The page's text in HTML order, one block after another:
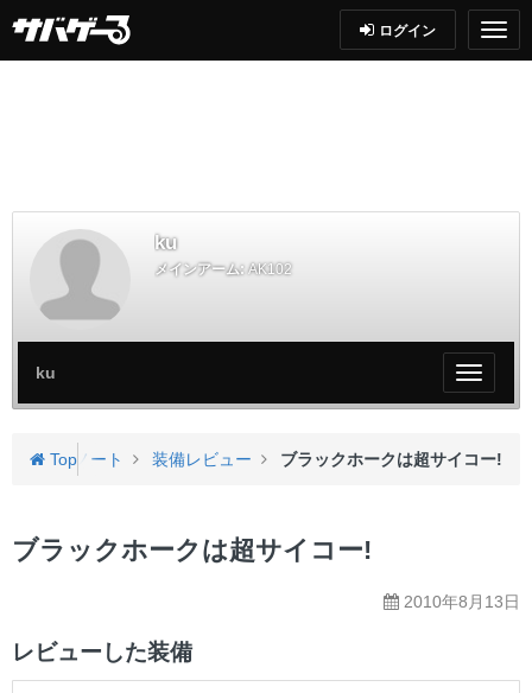
ログイン
ku
メインアーム: AK102
My
ペ
メ
ku
Top
ージ ノート 装備レビュー ブラックホークは超サイコー!
ブラックホークは超サイコー!
2010年8月13日
レビューした装備